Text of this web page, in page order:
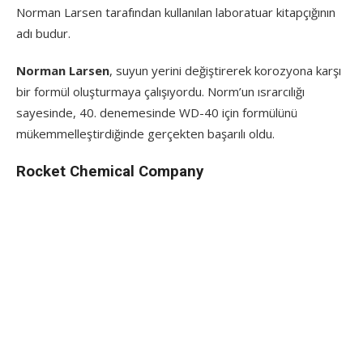
Norman Larsen tarafından kullanılan laboratuar kitapçığının
adı budur.
Norman Larsen, suyun yerini değiştirerek korozyona karşı
bir formül oluşturmaya çalışıyordu. Norm’un ısrarcılığı
sayesinde, 40. denemesinde WD-40 için formülünü
mükemmelleştirdiğinde gerçekten başarılı oldu.
Rocket Chemical Company